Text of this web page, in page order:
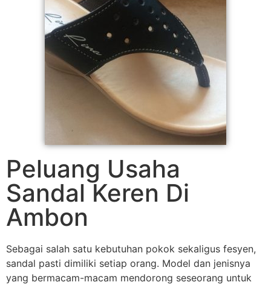
Peluang Usaha
Sandal Keren Di
Ambon
Sebagai salah satu kebutuhan pokok sekaligus fesyen,
sandal pasti dimiliki setiap orang. Model dan jenisnya
yang bermacam-macam mendorong seseorang untuk